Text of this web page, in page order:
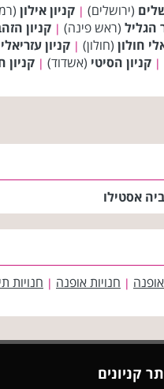
(ירושלים) | קניון אילון
הגליל (ראש פינה) | קניון
חולון (חולון) | קניון
| קניון הסיטי (אשדוד) | קניון
אסטילו
| חנויות אופנה | חנויות
קניונים